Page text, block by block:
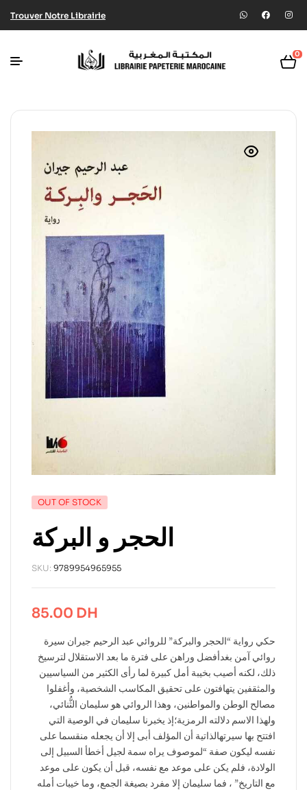
Trouver Notre Librairie
0
OUT OF STOCK
الحجر و البركة
SKU: 9789954965955
85.00 DH
حكي رواية “الحجر والبركة” للروائي عبد الرحيم جيران سيرة
روائي آمن بغدأفضل وراهن على فترة ما بعد الاستقلال لترسيخ
ذلك، لكنه أصيب بخيبة أمل كبيرة لما رأى الكثير من السياسيين
والمثقفين يتهافتون على تحقيق المكاسب الشخصية، وأغفلوا
مصالح الوطن والمواطنين، وهذا الروائي هو سليمان الثُّنائي،
ولهذا الاسم دلالته الرمزية؛إذ يخبرنا سليمان في الوصية التي
افتتح بها سيرتهالذاتية أن المؤلف أبى إلا أن يجعله منقسما على
نفسه ليكون صفة “لموصوف يراه سمة لجيل أخطأ السبيل إلى
الولادة، فلم يكن على موعد مع نفسه، قبل أن يكون على موعد
مع التاريخ” ، فما سليمان إلا مفرد بصيغة الجمع، وما خيبات أمله